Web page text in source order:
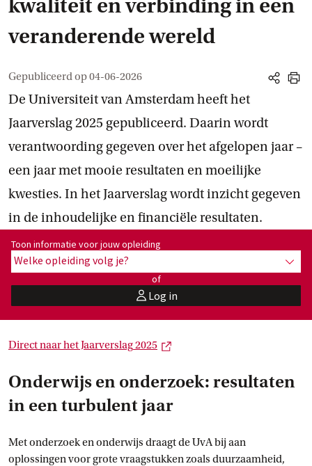
kwaliteit en verbinding in een
veranderende wereld
Gepubliceerd op04-06-2026
share
print
De Universiteit van Amsterdam heeft het
Jaarverslag 2025 gepubliceerd. Daarin wordt
verantwoording gegeven over het afgelopen jaar –
een jaar met mooie resultaten en moeilijke
kwesties. In het Jaarverslag wordt inzicht gegeven
in de inhoudelijke en financiële resultaten.
Toon informatie voor opleiding:
Toon informatie voor jouw opleiding
Welke opleiding volg je? toon
of
userLog in
Direct naar het Jaarverslag 2025
Onderwijs en onderzoek: resultaten
in een turbulent jaar
Met onderzoek en onderwijs draagt de UvA bij aan
oplossingen voor grote vraagstukken zoals duurzaamheid,